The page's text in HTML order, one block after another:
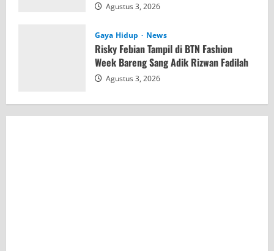
Agustus 3, 2026
Gaya Hidup News
Risky Febian Tampil di BTN Fashion
Week Bareng Sang Adik Rizwan Fadilah
Agustus 3, 2026